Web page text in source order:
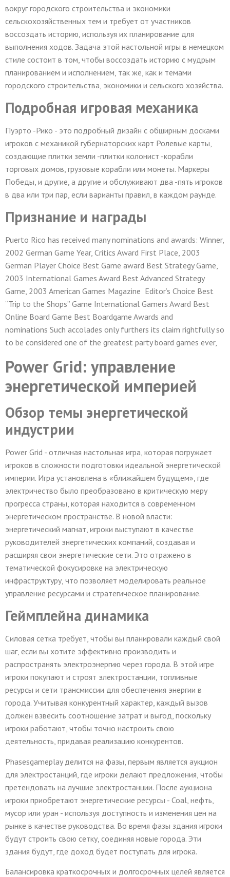
вокруг городского строительства и экономики
сельскохозяйственных тем и требует от участников
воссоздать историю, используя их планирование для
выполнения ходов. Задача этой настольной игры в немецком
стиле состоит в том, чтобы воссоздать историю с мудрым
планированием и исполнением, так же, как и темами
городского строительства, экономики и сельского хозяйства.
Подробная игровая механика
Пуэрто -Рико - это подробный дизайн с обширным досками
игроков с механикой губернаторских карт Ролевые карты,
создающие плитки земли -плитки колонист -корабли
торговых домов, грузовые корабли или монеты. Маркеры
Победы, и другие, а другие и обслуживают два -пять игроков
в два или три пар, если варианты правил, в каждом раунде.
Признание и награды
Puerto Rico has received many nominations and awards: Winner,
2002 German Game Year, Critics Award First Place, 2003
German Player Choice Best Game award Best Strategy Game,
2003 International Games Award Best Advanced Strategy
Game, 2003 American Games Magazine Editor’s Choice Best
“Trip to the Shops” Game International Gamers Award Best
Online Board Game Best Boardgame Awards and
nominations Such accolades only furthers its claim rightfully so
to be considered one of the greatest party board games ever,
Power Grid: управление
энергетической империей
Обзор темы энергетической
индустрии
Power Grid - отличная настольная игра, которая погружает
игроков в сложности подготовки идеальной энергетической
империи. Игра установлена ​​в «ближайшем будущем», где
электричество было преобразовано в критическую меру
прогресса страны, которая находится в современном
энергетическом пространстве. В новой власти:
энергетический магнат, игроки выступают в качестве
руководителей энергетических компаний, создавая и
расширяя свои энергетические сети. Это отражено в
тематической фокусировке на электрическую
инфраструктуру, что позволяет моделировать реальное
управление ресурсами и стратегическое планирование.
Геймплейна динамика
Силовая сетка требует, чтобы вы планировали каждый свой
шаг, если вы хотите эффективно производить и
распространять электроэнергию через города. В этой игре
игроки покупают и строят электростанции, топливные
ресурсы и сети трансмиссии для обеспечения энергии в
города. Учитывая конкурентный характер, каждый вызов
должен взвесить соотношение затрат и выгод, поскольку
игроки работают, чтобы точно настроить свою
деятельность, придавая реализацию конкурентов.
Phasesgameplay делится на фазы, первым является аукцион
для электростанций, где игроки делают предложения, чтобы
претендовать на лучшие электростанции. После аукциона
игроки приобретают энергетические ресурсы - Coal, нефть,
мусор или уран - используя доступность и изменения цен на
рынке в качестве руководства. Во время фазы здания игроки
будут строить свою сетку, соединяя новые города. Эти
здания будут, где доход будет поступать для игрока.
Балансировка краткосрочных и долгосрочных целей является